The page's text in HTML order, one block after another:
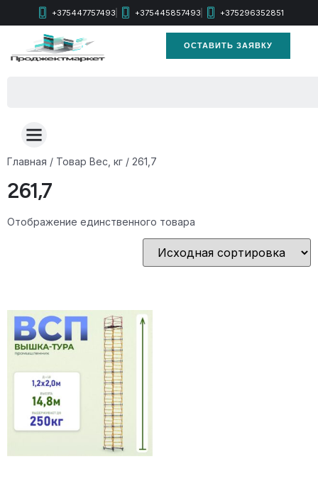
+375447757493 +375445857493 +375296352851
ОСТАВИТЬ ЗАЯВКУ
Главная / Товар Вес, кг / 261,7
261,7
Отображение единственного товара